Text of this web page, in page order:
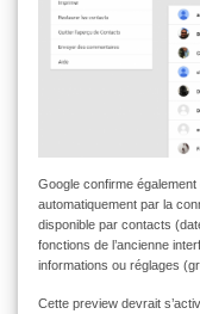
Google confirme
automatiquement par la
disponible par contacts
fonctions de l’ancienne
informations ou réglages
Cette preview devrait